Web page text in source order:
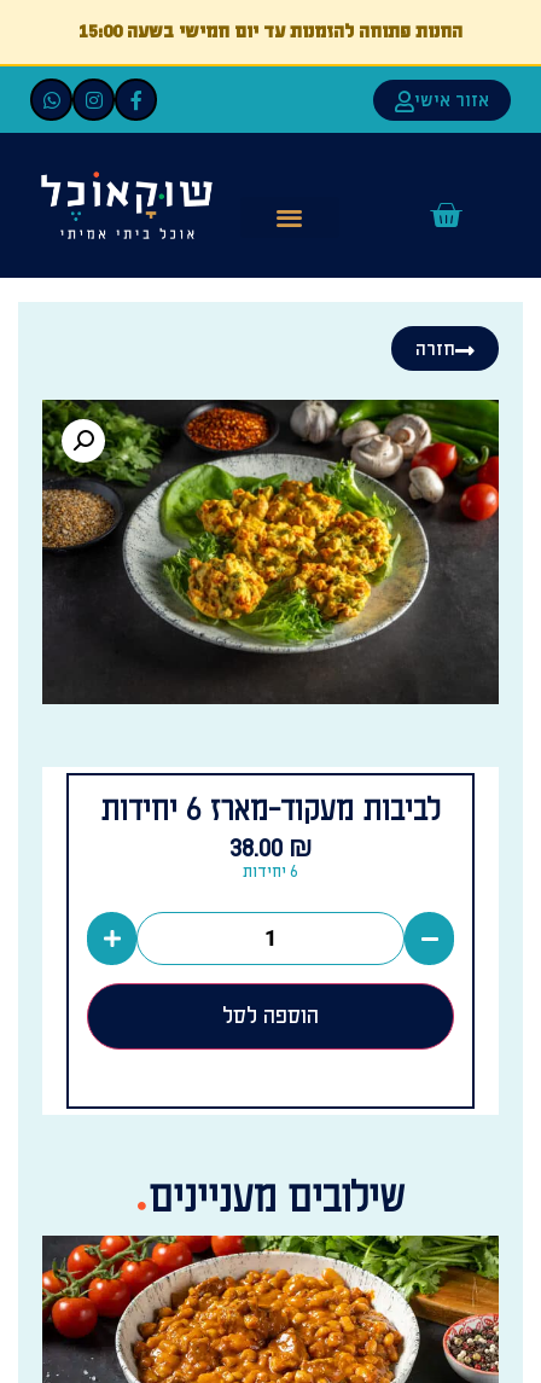
החנות פתוחה להזמנות עד יום חמישי בשעה 15:00
אזור אישי
חזרה
לביבות מעקוד-מארז 6 יחידות
38.00 ₪
6 יחידות
הוספה לסל
שילובים מעניינים